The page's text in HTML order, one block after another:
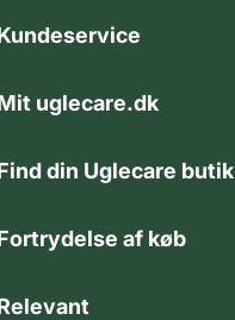
uglecare.dk
din Uglecare butik
af køb